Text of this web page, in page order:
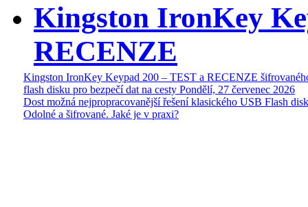
Kingston IronKey
RECENZE
Kingston IronKey Keypad 200 – TEST a RECENZE
flash disku pro bezpečí dat na cesty Pondělí, 27 červenec 2026
Dost možná nejpropracovanější řešení klasického USB Flash
Odolné a šifrované. Jaké je v praxi?